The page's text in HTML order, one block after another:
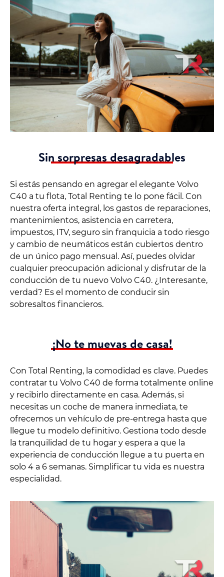
Sin sorpresas desagradables
Si estás pensando en agregar el elegante Volvo
C40 a tu flota, Total Renting te lo pone fácil. Con
nuestra oferta integral, los gastos de reparaciones,
mantenimientos, asistencia en carretera,
impuestos, ITV, seguro sin franquicia a todo riesgo
y cambio de neumáticos están cubiertos dentro
de un único pago mensual. Así, puedes olvidar
cualquier preocupación adicional y disfrutar de la
conducción de tu nuevo Volvo C40. ¿Interesante,
verdad? Es el momento de conducir sin
sobresaltos financieros.
¡No te muevas de casa!
Con Total Renting, la comodidad es clave. Puedes
contratar tu Volvo C40 de forma totalmente online
y recibirlo directamente en casa. Además, si
necesitas un coche de manera inmediata, te
ofrecemos un vehículo de pre-entrega hasta que
llegue tu modelo definitivo. Gestiona todo desde
la tranquilidad de tu hogar y espera a que la
experiencia de conducción llegue a tu puerta en
solo 4 a 6 semanas. Simplificar tu vida es nuestra
especialidad.